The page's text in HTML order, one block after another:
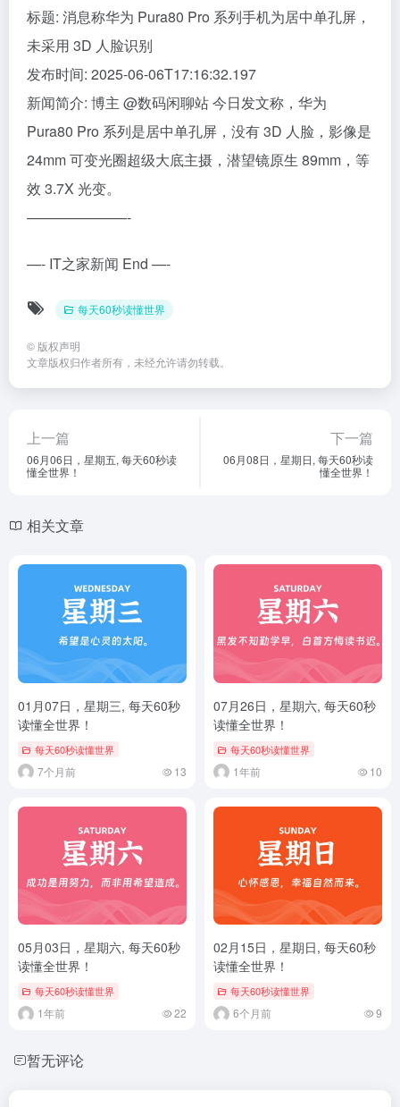
标题: 消息称华为 Pura80 Pro 系列手机为居中单孔屏，
未采用 3D 人脸识别
发布时间: 2025-06-06T17:16:32.197
新闻简介: 博主 @数码闲聊站 今日发文称，华为
Pura80 Pro 系列是居中单孔屏，没有 3D 人脸，影像是
24mm 可变光圈超级大底主摄，潜望镜原生 89mm，等
效 3.7X 光变。
———————-
—- IT之家新闻 End —-
每天60秒读懂世界
© 版权声明
文章版权归作者所有，未经允许请勿转载。
上一篇
06月06日，星期五, 每天60秒读
懂全世界！
下一篇
06月08日，星期日, 每天60秒读
懂全世界！
相关文章
01月07日，星期三, 每天60秒
读懂全世界！
每天60秒读懂世界
7个月前 13
07月26日，星期六, 每天60秒
读懂全世界！
每天60秒读懂世界
1年前 10
05月03日，星期六, 每天60秒
读懂全世界！
每天60秒读懂世界
1年前 22
02月15日，星期日, 每天60秒
读懂全世界！
每天60秒读懂世界
6个月前 9
暂无评论